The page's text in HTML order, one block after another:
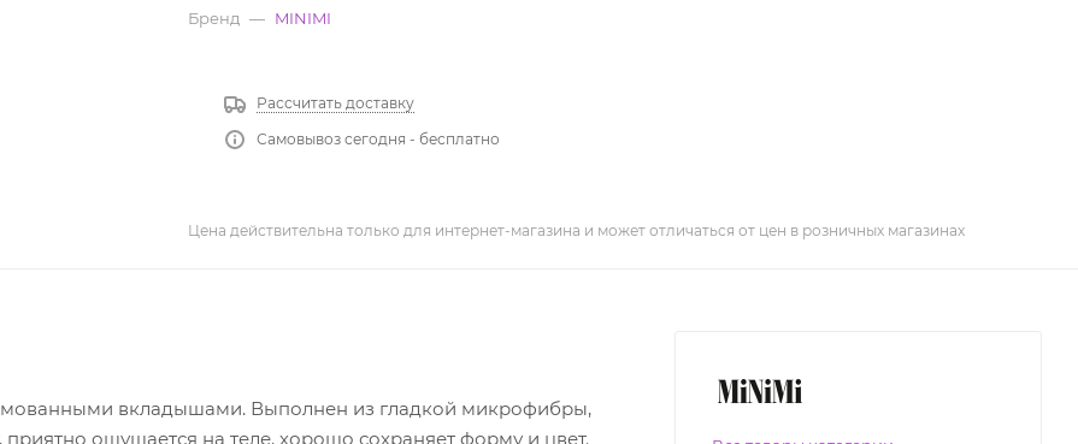
Бренд — MINIMI
Рассчитать доставку
Самовывоз сегодня - бесплатно
Цена действительна только для интернет-магазина и может отличаться от цен в розничных магазинах
вкладышами. Выполнен из гладкой микрофибры,
приятно ощущается на теле, хорошо сохраняет форму и цвет.